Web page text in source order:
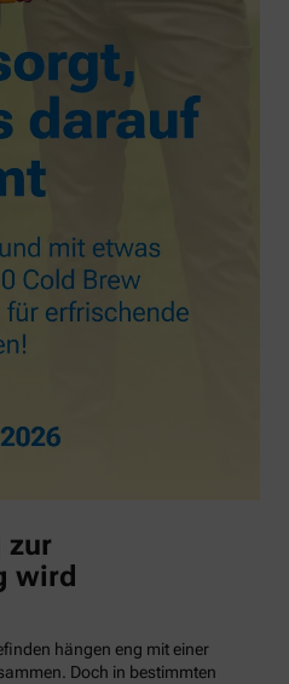
zur
wird
hängen eng mit einer
Doch in bestimmten